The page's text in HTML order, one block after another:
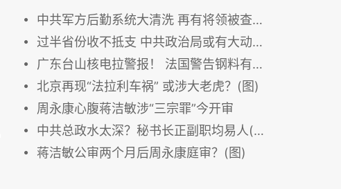
中共军方后勤系统大清洗 再有将领被查(图)
过半省份收不抵支 中共政治局或有大动作(图)
广东台山核电拉警报！ 法国警告钢料有问题
北京再现“法拉利车祸” 或涉大老虎？(图)
周永康心腹蒋洁敏涉“三宗罪”今开审
中共总政水太深？秘书长正副职均易人(图)
蒋洁敏公审两个月后周永康庭审？(图)